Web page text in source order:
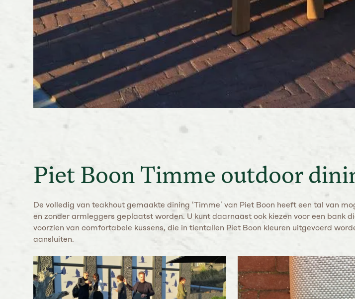
Piet Boon Timme outdoor
De volledig van teakhout gemaakte dining ‘Timme’ van Piet Boon heeft een tal van
en zonder armleggers geplaatst worden. U kunt daarnaast ook kiezen voor een bank
voorzien van comfortabele kussens, die in tientallen Piet Boon kleuren uitgevoerd
aansluiten.